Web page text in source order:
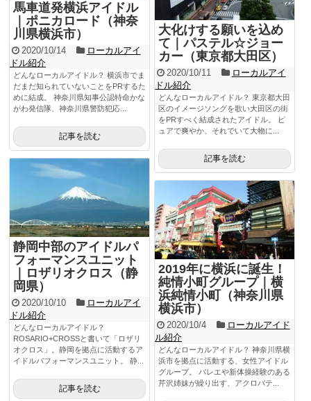
馬車道発横浜アイドル
｜ポニカロード（神奈
川県横浜市）
2020/10/14
ローカルアイ
ドル紹介
どんなローカルアイドル？ 横浜市でま
だまだ知られていないことをPRするた
めに結成。 神奈川県知事公認特命かな
がわ発信隊、神奈川県警防犯応...
記事を読む
大化けする願いを込め
て｜パステル☆ジョー
カー（東京都大田区）
2020/10/11
ローカルアイ
ドル紹介
どんなローカルアイドル？ 東京都大田
区のイメージソングを歌い大田区の街
をPRすべく結成されたアイドル。 ピ
ュアで爽やか、それでいて大物に...
記事を読む
静岡中部のアイドルパ
フォーマンスユニット
｜ロザリオクロス（静
岡県）
2020/10/10
ローカルアイ
ドル紹介
どんなローカルアイドル？
ROSARIO+CROSSと書いて「ロザリ
オクロス」。静岡を拠点に活動するア
イドルパフォーマンスユニット。 静...
記事を読む
2019年に横浜に誕生！
純情小町グループ｜横
浜純情小町（神奈川県
横浜市）
2020/10/4
ローカルアイド
ル紹介
どんなローカルアイドル？ 神奈川県横
浜市を拠点に活動する、女性アイドル
グループ。 バレエや新体操経験のある
芹沢姉妹が繰り出す、アクロバテ...